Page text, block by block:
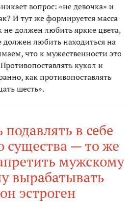
вопрос: «не девочка» и
И тут же формируется масса
не должен любить яркие цвета,
любить находиться на
что к мужественности это
кукол и
как противопоставлять
шесть».
в себе
существа — то же
мужскому
вырабатывать
эстроген